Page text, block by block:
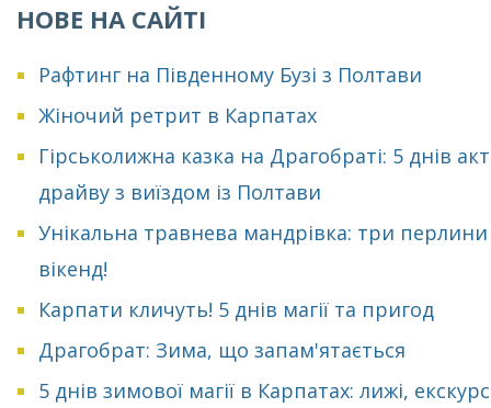
НОВЕ НА САЙТІ
Рафтинг на Південному Бузі з Полтави
Жіночий ретрит в Карпатах
Гірськолижна казка на Драгобраті: 5 днів
драйву з виїздом із Полтави
Унікальна травнева мандрівка: три
вікенд!
Карпати кличуть! 5 днів магії та пригод
Драгобрат: Зима, що запам'ятається
5 днів зимової магії в Карпатах: лижі,